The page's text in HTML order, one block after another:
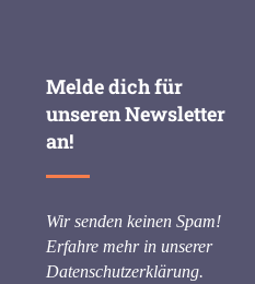
Melde dich für
unseren Newsletter
an!
Wir senden keinen Spam!
Erfahre mehr in unserer
Datenschutzerklärung.